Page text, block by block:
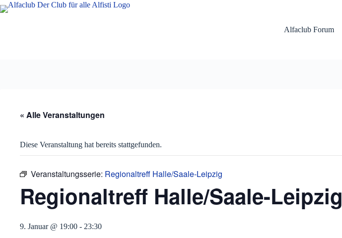
Zum
Inhalt
Alfaclub Forum
« Alle Veranstaltungen
Diese Veranstaltung hat bereits stattgefunden.
Veranstaltungsserie: Regionaltreff Halle/Saale-Leipzig
Regionaltreff Halle/Saale-Leipzig
9. Januar @ 19:00 - 23:30